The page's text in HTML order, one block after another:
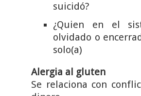
suicidó?
¿Quien en el
olvidado o
solo(a)
Alergia al gluten
Se relaciona con